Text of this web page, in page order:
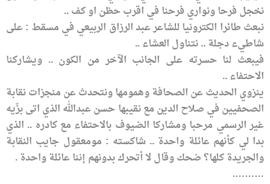
نخجل فرحا ونواري فرحنا في اقرب حظن او كف ..
نبعث طائرا الكترونيا للشاعر عبد الرزاق الربيعي في مسقط : على
شاطيء دجلة .. نتناول العشاء ..
فيبعث لنا حسرته على الجانب الآخر من الكون .. ويشاركنا
الاحتفاء ..
ينزوي الحديث عن الصحافة وهمومها ونتحدث عن منجزات نقابة
الصحفيين في صلاح الدين مع نقيبها حسن عبدالله الذي اتى بزّيه
غير الرسمي مرحبا ومشاركا الضيوف بالاحتفاء مع كادره .. الذي
بدا لي كأنهم عائلة واحدة .. شاكسته : مومعقول جايب النقابة
والجريدة كلها؟ ضحك وقال لا أتحرك بدونهم إننا عائلة واحدة .
……….